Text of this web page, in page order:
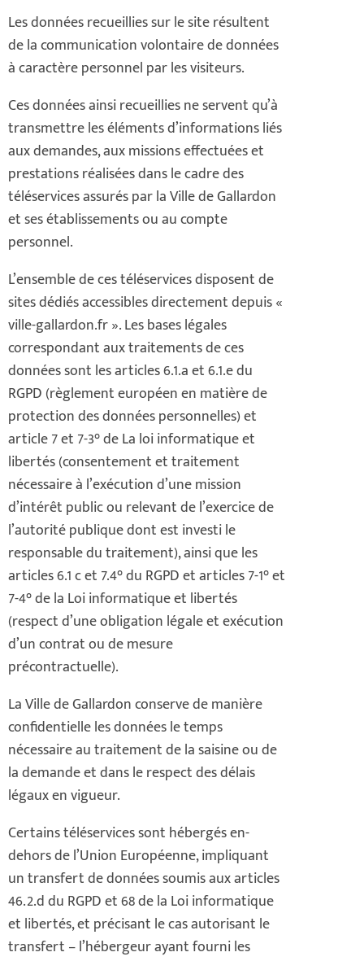
Les données recueillies sur le site résultent
de la communication volontaire de données
à caractère personnel par les visiteurs.
Ces données ainsi recueillies ne servent qu’à
transmettre les éléments d’informations liés
aux demandes, aux missions effectuées et
prestations réalisées dans le cadre des
téléservices assurés par la Ville de Gallardon
et ses établissements ou au compte
personnel.
L’ensemble de ces téléservices disposent de
sites dédiés accessibles directement depuis «
ville-gallardon.fr ». Les bases légales
correspondant aux traitements de ces
données sont les articles 6.1.a et 6.1.e du
RGPD (règlement européen en matière de
protection des données personnelles) et
article 7 et 7-3° de La loi informatique et
libertés (consentement et traitement
nécessaire à l’exécution d’une mission
d’intérêt public ou relevant de l’exercice de
l’autorité publique dont est investi le
responsable du traitement), ainsi que les
articles 6.1 c et 7.4° du RGPD et articles 7-1° et
7-4° de la Loi informatique et libertés
(respect d’une obligation légale et exécution
d’un contrat ou de mesure
précontractuelle).
La Ville de Gallardon conserve de manière
confidentielle les données le temps
nécessaire au traitement de la saisine ou de
la demande et dans le respect des délais
légaux en vigueur.
Certains téléservices sont hébergés en-
dehors de l’Union Européenne, impliquant
un transfert de données soumis aux articles
46.2.d du RGPD et 68 de la Loi informatique
et libertés, et précisant le cas autorisant le
transfert – l’hébergeur ayant fourni les